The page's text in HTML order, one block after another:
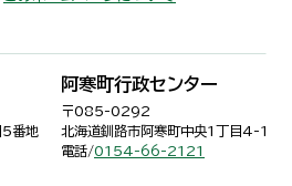
5番地
阿寒町行政センター
〒085-0292
北海道釧路市阿寒町中央1丁目4-1
電話/0154-66-2121